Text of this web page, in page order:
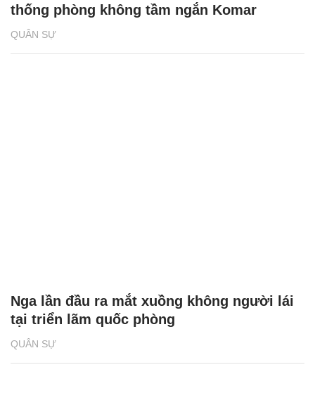
QUÂN SỰ
thống phòng không tầm ngắn Komar
QUÂN SỰ
Nga lần đầu ra mắt xuồng không người lái
tại triển lãm quốc phòng